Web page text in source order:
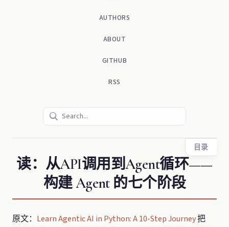
AUTHORS
ABOUT
GITHUB
RSS
读：从API调用到Agent循环——
构建 Agent 的七个阶段
目录
原文： Learn Agentic AI in Python: A 10-Step Journey把